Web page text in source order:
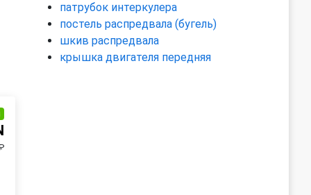
патрубок интеркулера
постель распредвала (бугель)
шкив распредвала
крышка двигателя передняя